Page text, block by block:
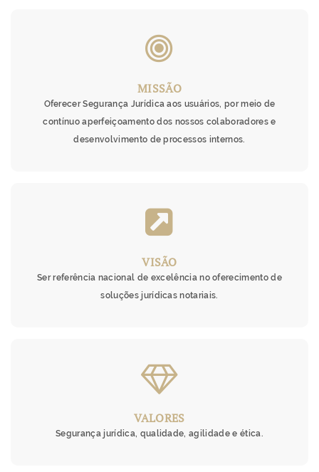
MISSÃO
Oferecer Segurança Jurídica aos usuários, por meio de
contínuo aperfeiçoamento dos nossos colaboradores e
desenvolvimento de processos internos.
&
VISÃO
Ser referência nacional de excelência no oferecimento de
soluções jurídicas notariais.
&
VALORES
Segurança jurídica, qualidade, agilidade e ética.